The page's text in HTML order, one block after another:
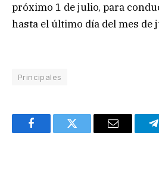
próximo 1 de julio, para
hasta el último día del mes de
Principales
FacebookTwitter Email